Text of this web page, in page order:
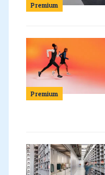
Premium
Premium